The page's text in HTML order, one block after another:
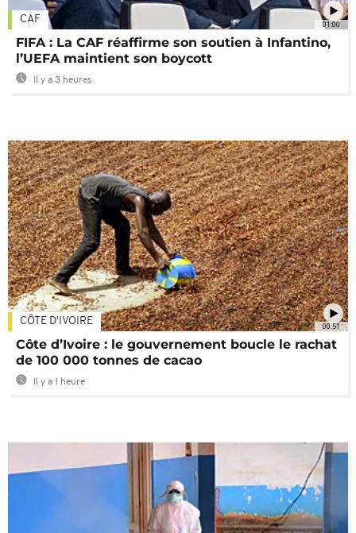
01:00
CAF
FIFA : La CAF réaffirme son soutien à Infantino,
l’UEFA maintient son boycott
Il y a 3 heures
00:51
CÔTE D'IVOIRE
Côte d’Ivoire : le gouvernement boucle le rachat
de 100 000 tonnes de cacao
Il y a 1 heure